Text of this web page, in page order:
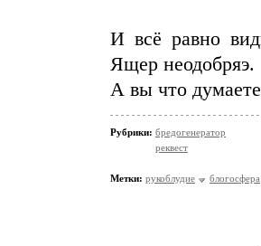
И всё равно
Ящер неодобряэ.
А вы что
Рубрики: бредогенератор
реквест
Метки: рукоблудие блогосфера